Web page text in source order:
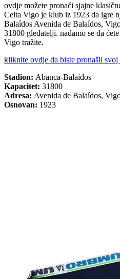
ovdje možete pronaći sjajne
Celta Vigo je klub iz 1923 da igre
Balaídos Avenida de Balaídos,
31800 gledatelji. nadamo se da
Vigo tražite.
kliknite ovdje da biste pronašli
Stadion: Abanca-Balaídos
Kapacitet: 31800
Adresa: Avenida de Balaídos,
Osnovan: 1923